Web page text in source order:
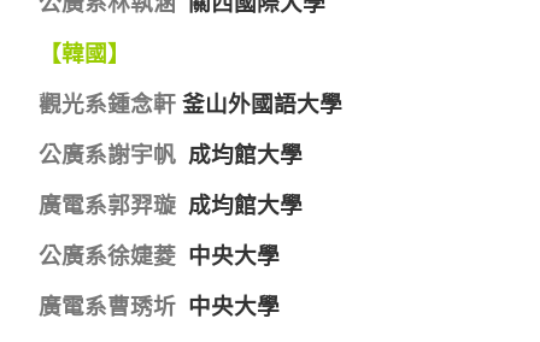
【韓國】
觀光系鍾念軒 釜山外國語大學
公廣系謝宇帆 成均館大學
廣電系郭羿璇 成均館大學
公廣系徐婕菱 中央大學
廣電系曹琇圻 中央大學